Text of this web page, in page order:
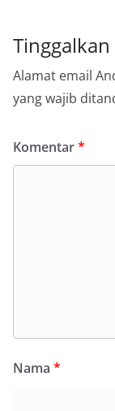
Tinggalkan
Alamat email
yang wajib
Komentar*
Nama *